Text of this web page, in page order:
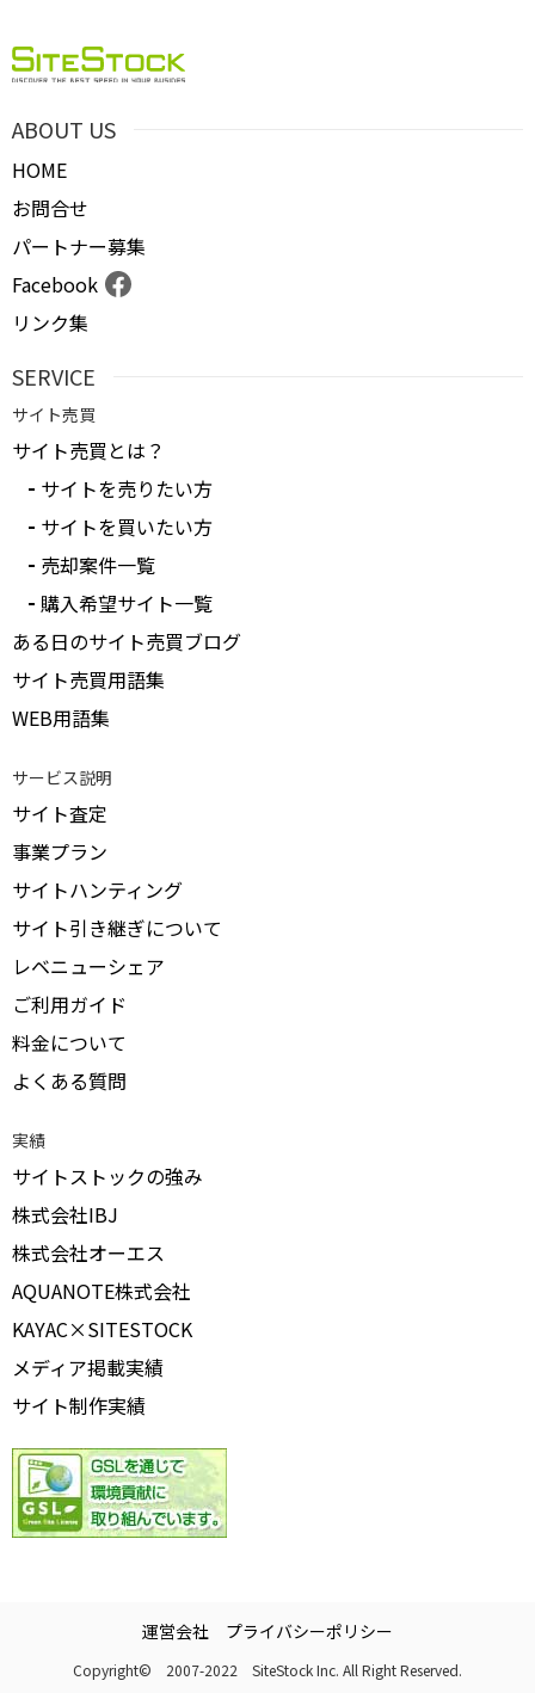
ABOUT US
HOME
お問合せ
パートナー募集
Facebook
リンク集
SERVICE
サイト売買
サイト売買とは？
サイトを売りたい方
サイトを買いたい方
売却案件一覧
購入希望サイト一覧
ある日のサイト売買ブログ
サイト売買用語集
WEB用語集
サービス説明
サイト査定
事業プラン
サイトハンティング
サイト引き継ぎについて
レベニューシェア
ご利用ガイド
料金について
よくある質問
実績
サイトストックの強み
株式会社IBJ
株式会社オーエス
AQUANOTE株式会社
KAYAC×SITESTOCK
メディア掲載実績
サイト制作実績
運営会社 プライバシーポリシー
Copyright© 2007-2022 SiteStock Inc. All Right Reserved.